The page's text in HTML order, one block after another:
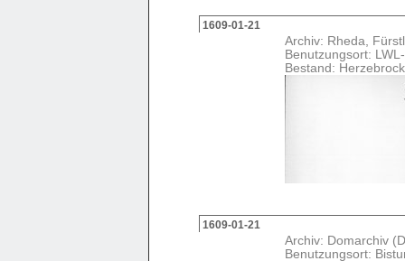
1609-01-21
Archiv: Rheda,
Benutzungsort:
Bestand:
1609-01-21
Archiv: Domarchiv
Benutzungsort: